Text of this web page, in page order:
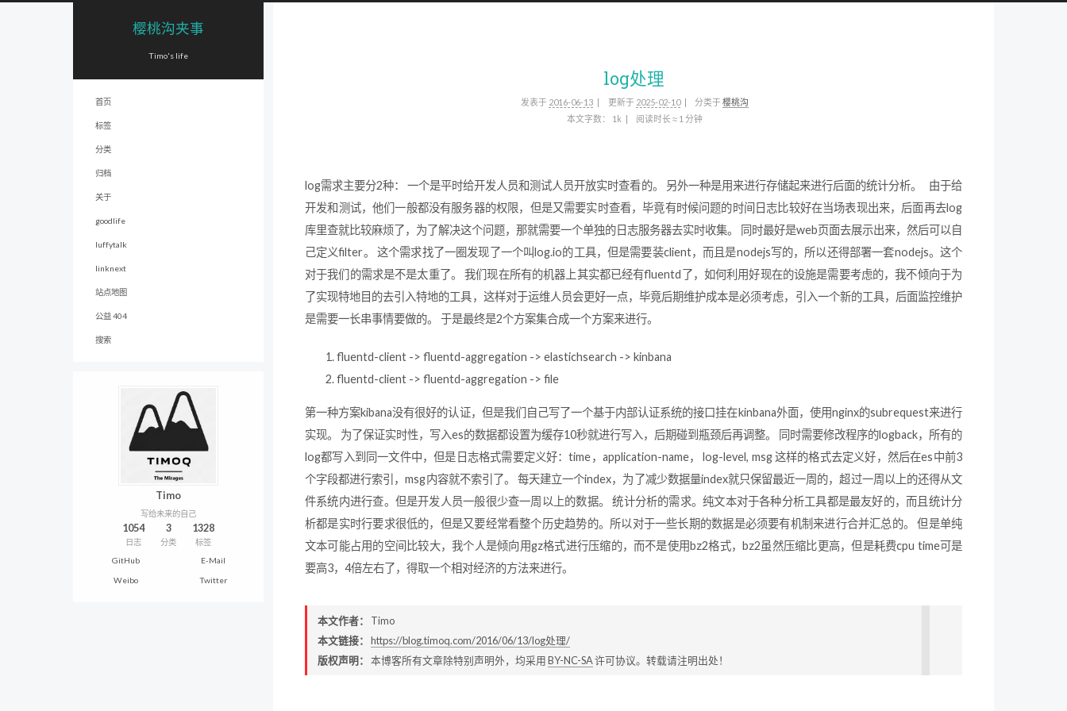
樱桃沟夹事
Timo's life
首页
标签
分类
归档
关于
goodlife
luffytalk
linknext
站点地图
公益 404
搜索
Timo
写给未来的自己
1054
日志
3
分类
1328
标签
GitHub
E-Mail
Weibo Twitter
log处理
发表于 2016-06-13 更新于 2025-02-10 分类于 樱桃沟
本文字数：
1k 阅读时长 ≈ 1 分钟
log需求主要分2种： 一个是平时给开发人员和测试人员开放实时查看的。 另外一种是用来进行存储起来进行后面的统计分析。 由于给
开发和测试，他们一般都没有服务器的权限，但是又需要实时查看，毕竟有时候问题的时间日志比较好在当场表现出来，后面再去log
库里查就比较麻烦了，为了解决这个问题，那就需要一个单独的日志服务器去实时收集。 同时最好是web页面去展示出来，然后可以自
己定义filter。 这个需求找了一圈发现了一个叫log.io的工具，但是需要装client，而且是nodejs写的，所以还得部署一套nodejs。这个
对于我们的需求是不是太重了。 我们现在所有的机器上其实都已经有fluentd了，如何利用好现在的设施是需要考虑的，我不倾向于为
了实现特地目的去引入特地的工具，这样对于运维人员会更好一点，毕竟后期维护成本是必须考虑，引入一个新的工具，后面监控维护
是需要一长串事情要做的。 于是最终是2个方案集合成一个方案来进行。
fluentd-client -> fluentd-aggregation -> elastichsearch -> kinbana
fluentd-client -> fluentd-aggregation -> file
第一种方案kibana没有很好的认证，但是我们自己写了一个基于内部认证系统的接口挂在kinbana外面，使用nginx的subrequest来进行
实现。 为了保证实时性，写入es的数据都设置为缓存10秒就进行写入，后期碰到瓶颈后再调整。 同时需要修改程序的logback，所有的
log都写入到同一文件中，但是日志格式需要定义好：time，application-name， log-level, msg 这样的格式去定义好，然后在es中前3
个字段都进行索引，msg内容就不索引了。 每天建立一个index，为了减少数据量index就只保留最近一周的，超过一周以上的还得从文
件系统内进行查。但是开发人员一般很少查一周以上的数据。 统计分析的需求。纯文本对于各种分析工具都是最友好的，而且统计分
析都是实时行要求很低的，但是又要经常看整个历史趋势的。所以对于一些长期的数据是必须要有机制来进行合并汇总的。 但是单纯
文本可能占用的空间比较大，我个人是倾向用gz格式进行压缩的，而不是使用bz2格式，bz2虽然压缩比更高，但是耗费cpu time可是
要高3，4倍左右了，得取一个相对经济的方法来进行。
本文作者： Timo
本文链接：
https://blog.timoq.com/2016/06/13/log处理/
版权声明： 本博客所有文章除特别声明外，均采用BY-NC-SA许可协议。转载请注明出处！